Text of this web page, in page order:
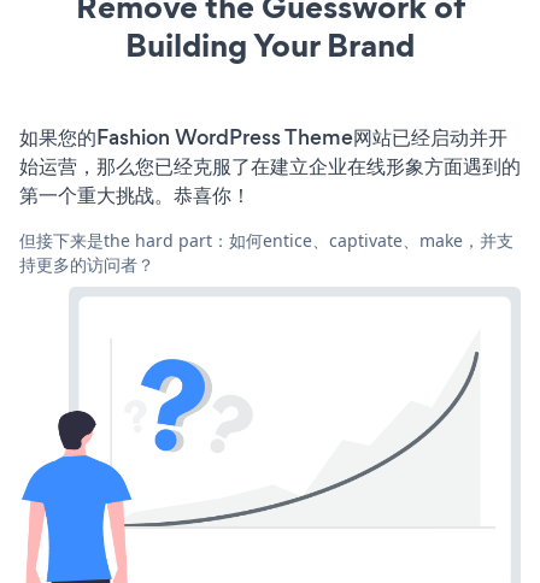
Building Your Brand
如果您的Fashion WordPress Theme网站已经启动并开
始运营，那么您已经克服了在建立企业在线形象方面遇到的
第一个重大挑战。恭喜你！
但接下来是the hard part：如何entice、captivate、make，并支
持更多的访问者？